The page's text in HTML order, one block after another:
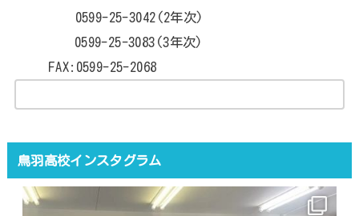
0599-25-3042(2年次)
0599-25-3083(3年次)
FAX:0599-25-2068
鳥羽高校インスタグラム